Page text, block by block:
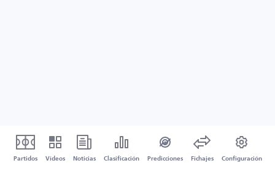
Partidos Vídeos Noticias Clasificación Predicciones Fichajes Configuración